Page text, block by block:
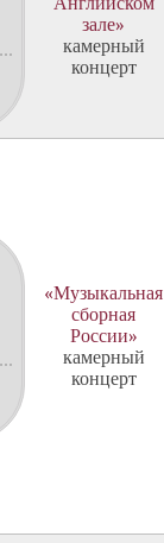
зале»
камерный
концерт
«Музыкальная
сборная
России»
камерный
концерт